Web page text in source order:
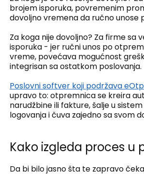
brojem isporuka, povremenim
dovoljno vremena da ručno unose
Za koga nije dovoljno? Za firme sa
isporuka - jer ručni unos po
vreme, povećava mogućnost
integrisan sa ostatkom poslovanja.
Poslovni softver koji podržava
upravo to: otpremnica se kreira
narudžbine ili fakture, šalje u
logovanja i čuva zajedno sa svom
Kako izgleda proces u
Da bi bilo jasno šta te zapravo